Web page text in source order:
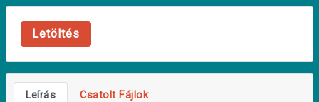
Letöltés
Leírás Csatolt Fájlok